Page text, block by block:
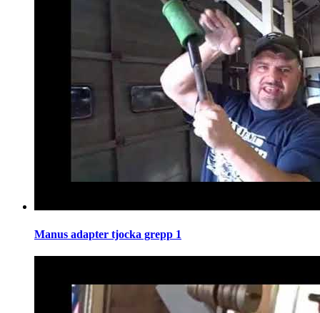
Manus adapter tjocka grepp 1